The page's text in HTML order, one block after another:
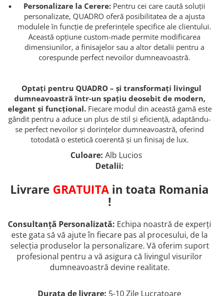
Personalizare la Cerere: Pentru cei care caută soluții
personalizate, QUADRO oferă posibilitatea de a ajusta
modulele în funcție de preferințele specifice ale clientului.
Această opțiune custom-made permite modificarea
dimensiunilor, a finisajelor sau a altor detalii pentru a
corespunde perfect nevoilor dumneavoastră.
Optați pentru QUADRO – și transformați livingul
dumneavoastră într-un spațiu deosebit de modern,
elegant și funcțional.Fiecare modul din această gamă este
gândit pentru a aduce un plus de stil și eficiență, adaptându-
se perfect nevoilor și dorințelor dumneavoastră, oferind
totodată o estetică coerentă și un finisaj de lux.
Culoare: Alb Lucios
Detalii:
Livrare GRATUITA in toata Romania
!
Consultanță Personalizată: Echipa noastră de experți
este gata să vă ajute în fiecare pas al procesului, de la
selecția produselor la personalizare. Vă oferim suport
profesional pentru a vă asigura că livingul visurilor
dumneavoastră devine realitate.
Durata de livrare: 5-10 Zile Lucratoare